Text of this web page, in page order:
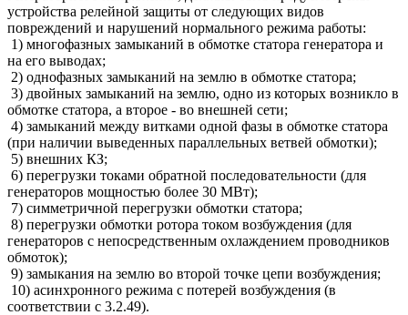
устройства релейной защиты от следующих видов
повреждений и нарушений нормального режима работы:
1) многофазных замыканий в обмотке статора генератора и
на его выводах;
2) однофазных замыканий на землю в обмотке статора;
3) двойных замыканий на землю, одно из которых возникло в
обмотке статора, а второе - во внешней сети;
4) замыканий между витками одной фазы в обмотке статора
(при наличии выведенных параллельных ветвей обмотки);
5) внешних КЗ;
6) перегрузки токами обратной последовательности (для
генераторов мощностью более 30 МВт);
7) симметричной перегрузки обмотки статора;
8) перегрузки обмотки ротора током возбуждения (для
генераторов с непосредственным охлаждением проводников
обмоток);
9) замыкания на землю во второй точке цепи возбуждения;
10) асинхронного режима с потерей возбуждения (в
соответствии с 3.2.49).